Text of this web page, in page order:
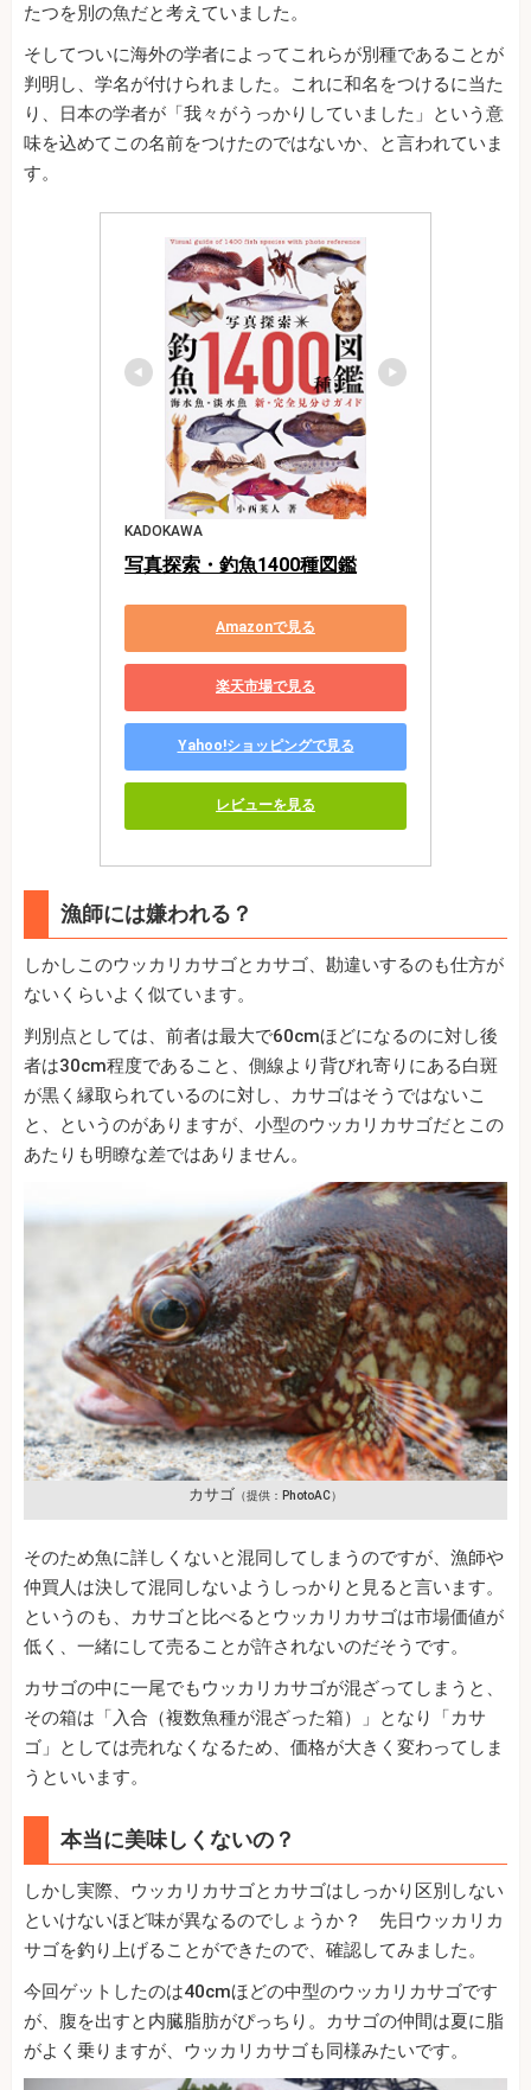
たつを別の魚だと考えていました。
そしてついに海外の学者によってこれらが別種であることが
判明し、学名が付けられました。これに和名をつけるに当た
り、日本の学者が「我々がうっかりしていました」という意
味を込めてこの名前をつけたのではないか、と言われていま
す。
KADOKAWA
写真探索・釣魚1400種図鑑
Amazonで見る
楽天市場で見る
Yahoo!ショッピングで見る
レビューを見る
漁師には嫌われる？
しかしこのウッカリカサゴとカサゴ、勘違いするのも仕方が
ないくらいよく似ています。
判別点としては、前者は最大で60cmほどになるのに対し後
者は30cm程度であること、側線より背びれ寄りにある白斑
が黒く縁取られているのに対し、カサゴはそうではないこ
と、というのがありますが、小型のウッカリカサゴだとこの
あたりも明瞭な差ではありません。
カサゴ （提供：PhotoAC）
そのため魚に詳しくないと混同してしまうのですが、漁師や
仲買人は決して混同しないようしっかりと見ると言います。
というのも、カサゴと比べるとウッカリカサゴは市場価値が
低く、一緒にして売ることが許されないのだそうです。
カサゴの中に一尾でもウッカリカサゴが混ざってしまうと、
その箱は「入合（複数魚種が混ざった箱）」となり「カサ
ゴ」としては売れなくなるため、価格が大きく変わってしま
うといいます。
本当に美味しくないの？
しかし実際、ウッカリカサゴとカサゴはしっかり区別しない
といけないほど味が異なるのでしょうか？ 先日ウッカリカ
サゴを釣り上げることができたので、確認してみました。
今回ゲットしたのは40cmほどの中型のウッカリカサゴです
が、腹を出すと内臓脂肪がぴっちり。カサゴの仲間は夏に脂
がよく乗りますが、ウッカリカサゴも同様みたいです。